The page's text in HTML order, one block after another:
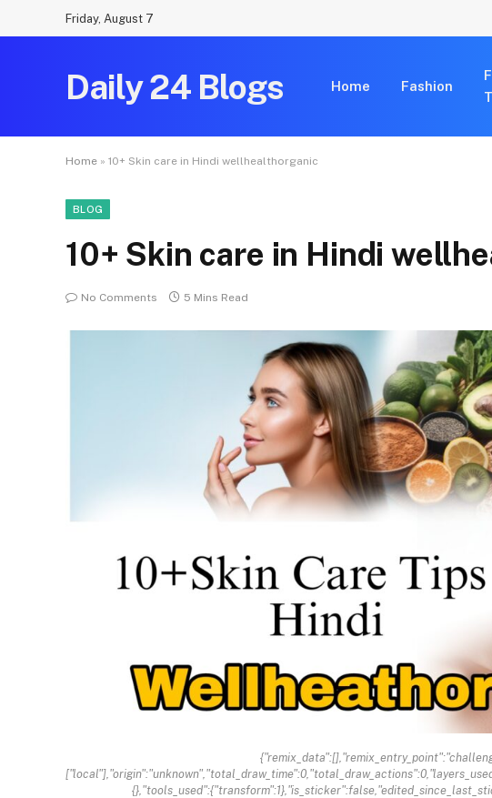
Friday, August 7
Daily 24 Blogs Home Fashion
Home » 10+ Skin care in Hindi wellhealthorganic
BLOG
10+ Skin care in Hindi
No Comments 5 Mins Read